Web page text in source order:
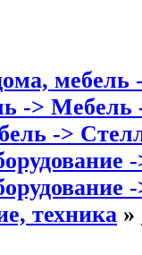
-> Мебель
->
-
-
техника »